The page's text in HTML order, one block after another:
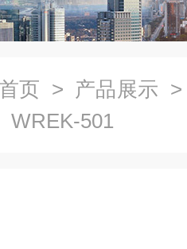
页 > 产品展示
WREK-501